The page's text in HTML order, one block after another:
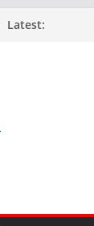
Latest: